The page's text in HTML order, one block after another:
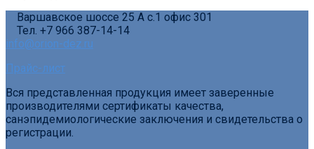
Варшавское шоссе 25 А с.1 офис 301
Тел. +7 966 387-14-14
info@orion-dez.ru
Прайс-лист
Вся представленная продукция имеет заверенные
производителями сертификаты качества,
санэпидемиологические заключения и свидетельства о
регистрации.